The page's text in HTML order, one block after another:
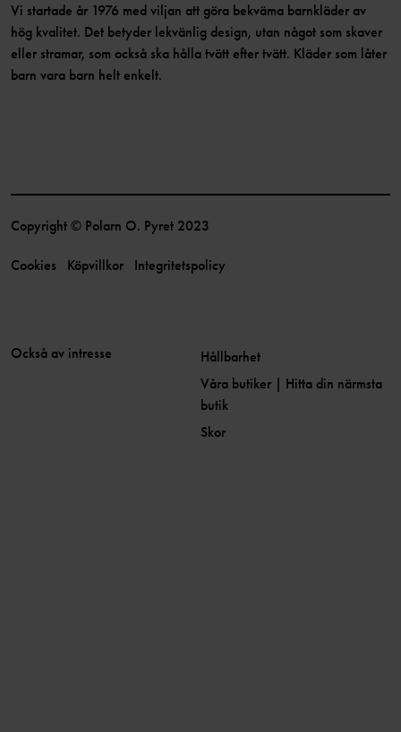
Vi startade år 1976 med viljan att göra bekväma barnkläder av
hög kvalitet. Det betyder lekvänlig design, utan något som skaver
eller stramar, som också ska hålla tvätt efter tvätt. Kläder som låter
barn vara barn helt enkelt.
Copyright © Polarn O. Pyret 2023
Cookies Köpvillkor Integritetspolicy
Också av intresse
Hållbarhet
Våra butiker | Hitta din närmsta
butik
Skor